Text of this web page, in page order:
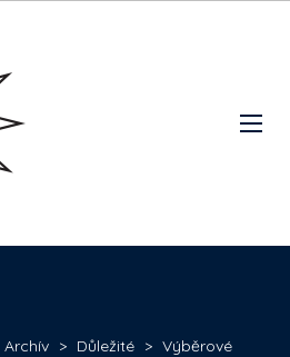
Archív > Důležité > Výběrové